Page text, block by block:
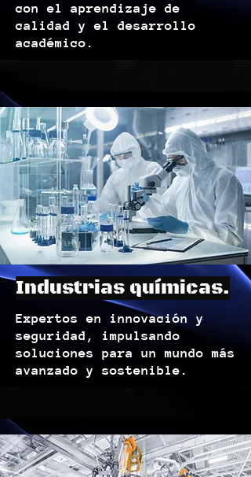
con el aprendizaje de
calidad y el desarrollo
académico.
Industrias químicas.
Expertos en innovación y
seguridad, impulsando
soluciones para un mundo más
avanzado y sostenible.